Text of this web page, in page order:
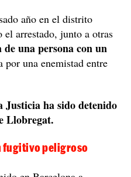
año en el distrito
el arrestado, junto a otras
una persona con un
por una enemistad entre
Justicia ha sido detenido
Llobregat.
fugitivo peligroso